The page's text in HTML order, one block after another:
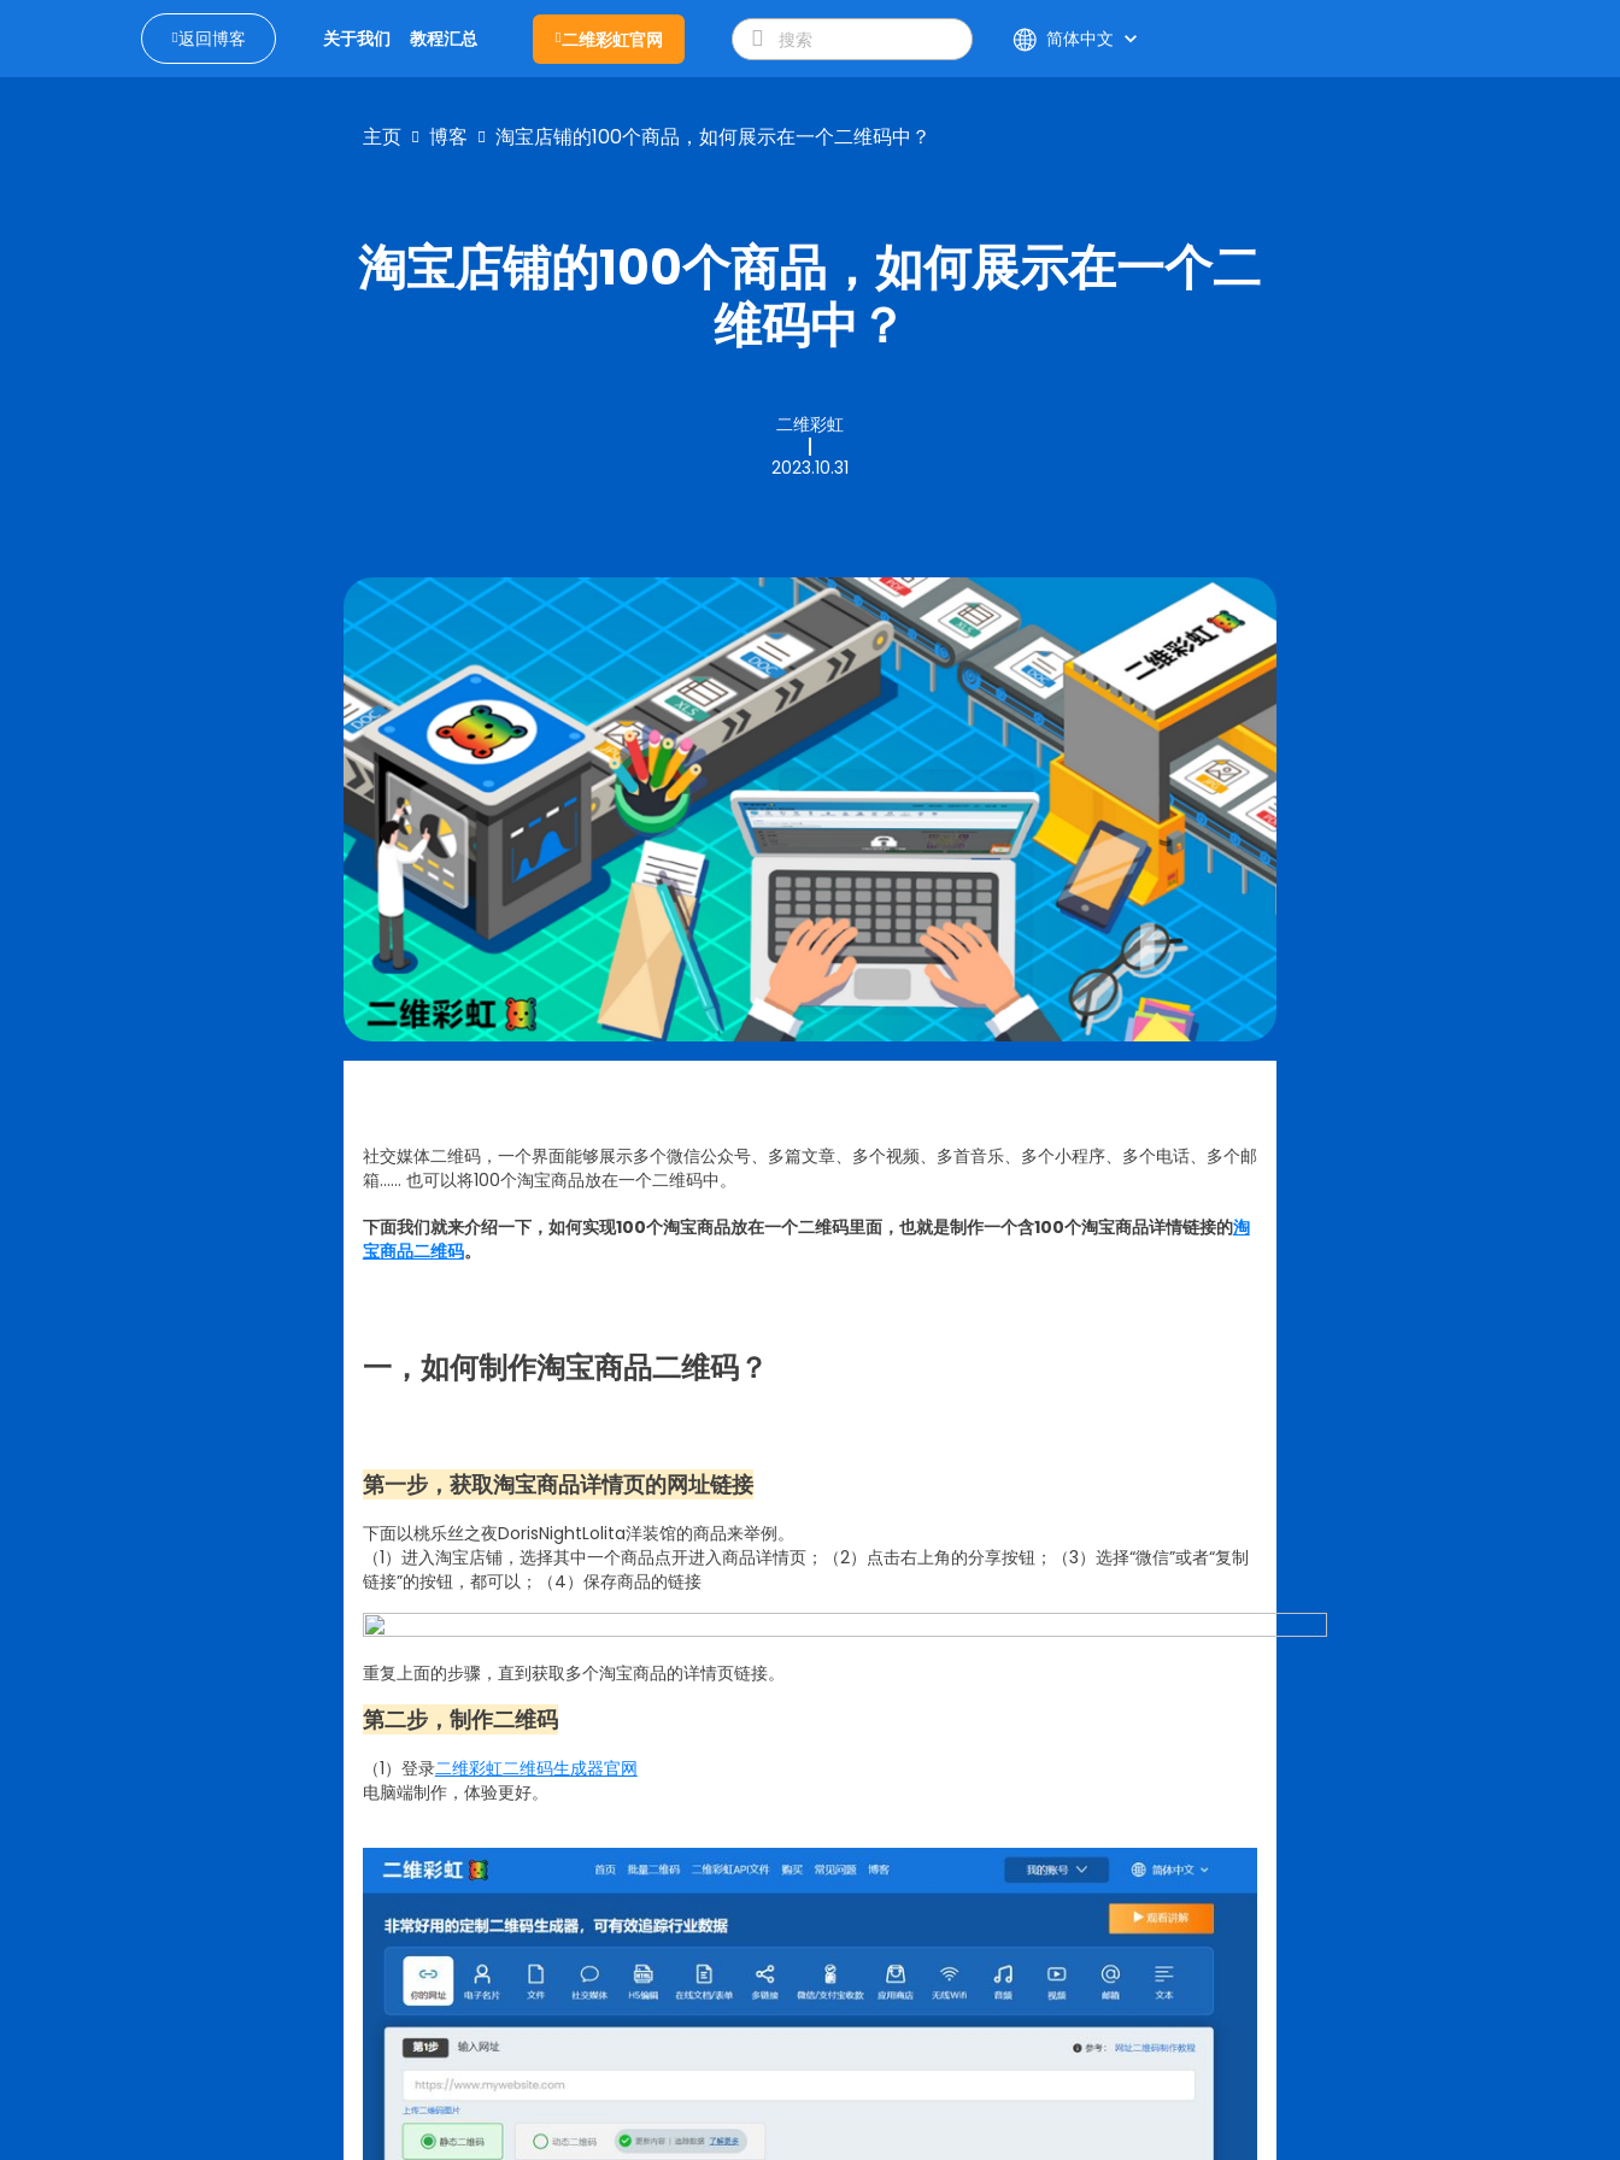
返回博客 关于我们 教程汇总 二维彩虹官网 简体中文
主页 博客 淘宝店铺的100个商品，如何展示在一个二维码中？
淘宝店铺的100个商品，如何展示在一个二
维码中？
二维彩虹
2023.10.31
社交媒体二维码，一个界面能够展示多个微信公众号、多篇文章、多个视频、多首音乐、多个小程序、多个电话、多个邮
箱…… 也可以将100个淘宝商品放在一个二维码中。
下面我们就来介绍一下，如何实现100个淘宝商品放在一个二维码里面，也就是制作一个含100个淘宝商品详情链接的淘
宝商品二维码。
一，如何制作淘宝商品二维码？
第一步，获取淘宝商品详情页的网址链接
下面以桃乐丝之夜DorisNightLolita洋装馆的商品来举例。
（1）进入淘宝店铺，选择其中一个商品点开进入商品详情页；
（2）点击右上角的分享按钮；
（3）选择“微信”或者“复制
链接”的按钮，都可以；
（4）保存商品的链接
重复上面的步骤，直到获取多个淘宝商品的详情页链接。
第二步，制作二维码
（1）登录二维彩虹二维码生成器官网
电脑端制作，体验更好。